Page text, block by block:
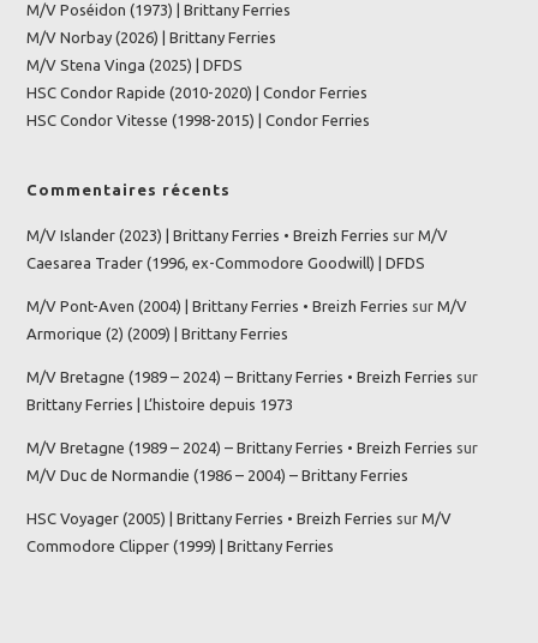
M/V Poséidon (1973) | Brittany Ferries
M/V Norbay (2026) | Brittany Ferries
M/V Stena Vinga (2025) | DFDS
HSC Condor Rapide (2010-2020) | Condor Ferries
HSC Condor Vitesse (1998-2015) | Condor Ferries
Commentaires récents
M/V Islander (2023) | Brittany Ferries • Breizh Ferries surM/V
Caesarea Trader (1996, ex-Commodore Goodwill) | DFDS
M/V Pont-Aven (2004) | Brittany Ferries • Breizh Ferries surM/V
Armorique (2) (2009) | Brittany Ferries
M/V Bretagne (1989 – 2024) – Brittany Ferries • Breizh Ferries sur
Brittany Ferries | L’histoire depuis 1973
M/V Bretagne (1989 – 2024) – Brittany Ferries • Breizh Ferries sur
M/V Duc de Normandie (1986 – 2004) – Brittany Ferries
HSC Voyager (2005) | Brittany Ferries • Breizh Ferries surM/V
Commodore Clipper (1999) | Brittany Ferries